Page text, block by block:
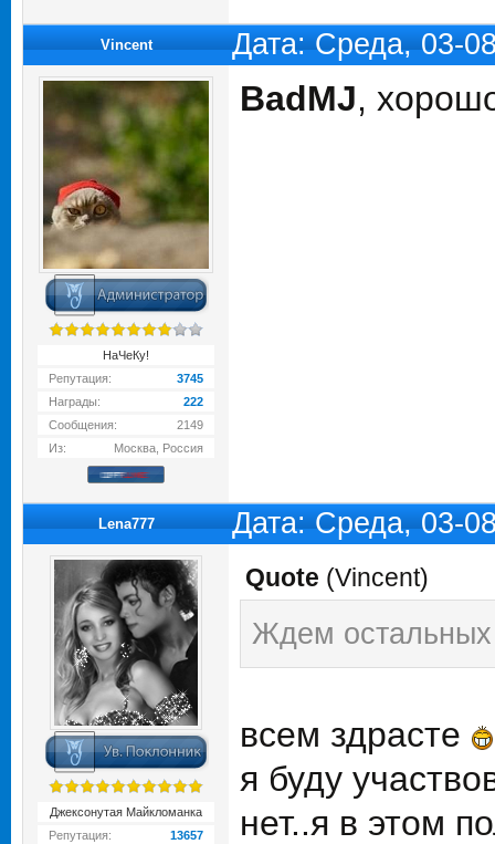
Vincent Дата: Среда, 03-
НаЧеКу!
Репутация:
3745
Награды:
222
Сообщения:
2149
Из:
Москва, Россия
BadMJ,
Lena777 Дата: Среда, 03-
Джексонутая Майкломанка
Репутация:
13657
Quote (Vincent)
Ждем остальных
всем здрасте
я буду
нет..я в этом